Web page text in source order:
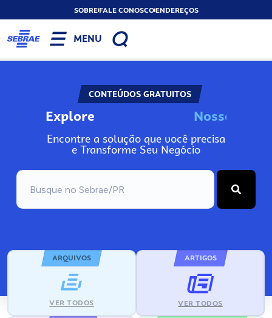
SOBREFALE CONOSCOENDEREÇOS
MENU
CONTEÚDOS GRATUITOS
Explore N
No
Encontre a solução que você precisa
e Transforme Seu Negócio
ARQUIVOS
VER TODOS
ARTIGOS
VER TODOS